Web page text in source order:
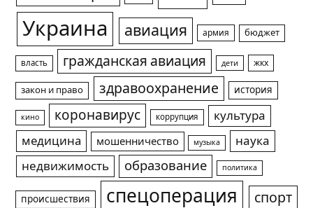
Украина авиация армия бюджет
власть гражданская авиация дети жкх
закон и право здравоохранение история
кино коронавирус коррупция
культура
медицина
мошенничество музыка
наука
недвижимость
образование политика
происшествия спецоперация спорт